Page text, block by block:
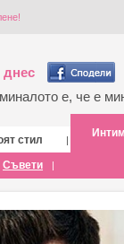
е, че е
стил |
Съвети |